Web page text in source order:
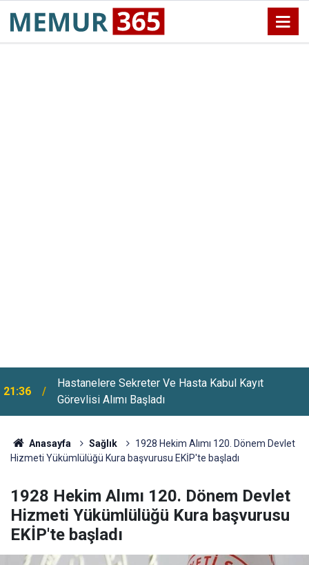
21:36
Hastanelere Sekreter Ve Hasta Kabul Kayıt
Görevlisi Alımı Başladı
Anasayfa Sağlık
1928 Hekim Alımı 120. Dönem Devlet
Hizmeti Yükümlülüğü Kura başvurusu EKİP'te başladı
1928 Hekim Alımı 120. Dönem Devlet
Hizmeti Yükümlülüğü Kura başvurusu
EKİP'te başladı